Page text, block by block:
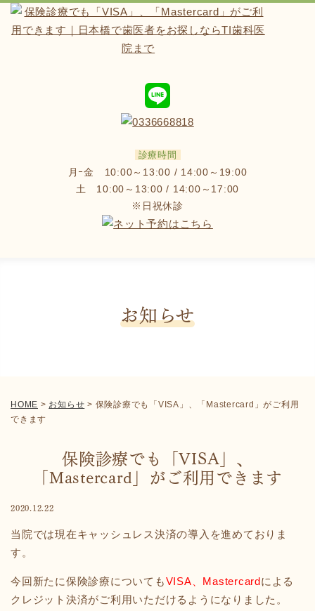
診療時間
月ｰ金 10:00～13:00 / 14:00～19:00
土 10:00～13:00 / 14:00～17:00
※日祝休診
お知らせ
HOME > お知らせ > 保険診療でも「VISA」、「Mastercard」がご利用
できます
保険診療でも「VISA」、
「Mastercard」がご利用できます
2020.12.22
当院では現在キャッシュレス決済の導入を進めておりま
す。
今回新たに保険診療についてもVISA、Mastercardによる
クレジット決済がご利用いただけるようになりました。